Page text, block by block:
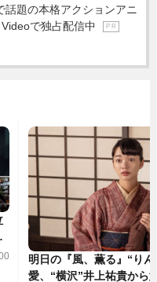
題の本格アクションアニ
で独占配信中
P R
明日の『風、薫る』“りん
愛、“横沢”井上祐貴から